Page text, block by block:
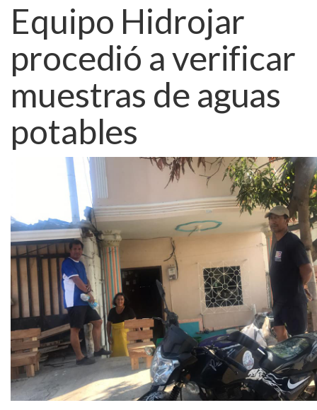
Equipo Hidrojar
procedió a verificar
muestras de aguas
potables